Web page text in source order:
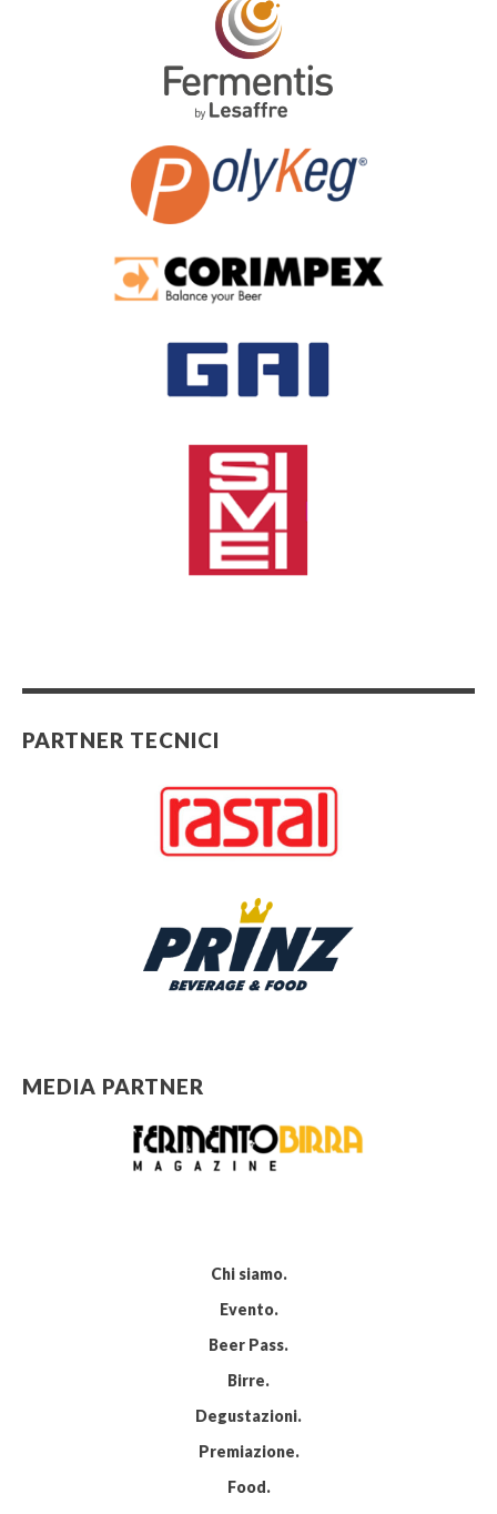
PARTNER TECNICI
MEDIA PARTNER
Chi siamo
Evento
Beer Pass
Birre
Degustazioni
Premiazione
Food